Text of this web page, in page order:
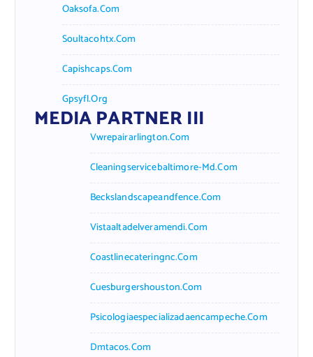
Oaksofa.com
Soultacohtx.com
Capishcaps.com
Gpsyfl.org
MEDIA PARTNER III
Vwrepairarlington.com
Cleaningservicebaltimore-Md.com
Beckslandscapeandfence.com
Vistaaltadelveramendi.com
Coastlinecateringnc.com
Cuesburgershouston.com
Psicologiaespecializadaencampeche.com
Dmtacos.com